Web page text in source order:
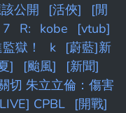
公開 [活俠]
[閒
7 R: kobe
[vtub]
獄！ k
[蔚藍]新
] [颱風]
[新聞]
切 朱立立倫：傷害
CPBL
[開戰]